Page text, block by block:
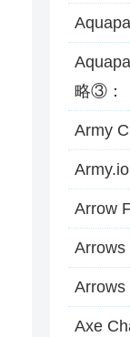
略③：
Army
Arrow
Arrows
Arrows
Axe